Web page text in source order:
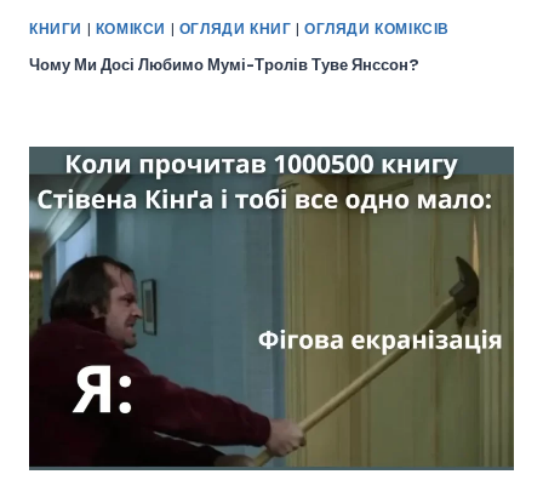
КНИГИ | КОМІКСИ | ОГЛЯДИ КНИГ |ОГЛЯДИ КОМІКСІВ
Чому Ми Досі Любимо Мумі-Тролів Туве Янссон?